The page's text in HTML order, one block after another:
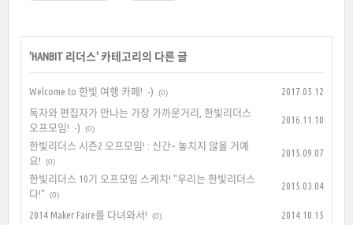
'HANBIT 리더스' 카테고리의 다른 글
Welcome to 한빛 여행 카페! :-) (0)
2017.05.12
독자와 편집자가 만나는 가장 가까운거리, 한빛리더스
오프모임! :-)
(0)
2016.11.10
한빛리더스 시즌2 오프모임! : 신간~ 놓치지 않을 거예
요!
(0)
2015.09.07
한빛리더스 10기 오프모임 스케치! "우리는 한빛리더스
다!"
(0)
2015.03.04
2014 Maker Faire를 다녀와서! (0) 2014.10.15